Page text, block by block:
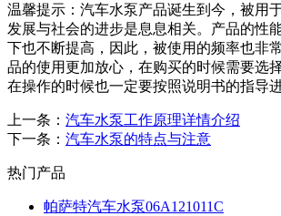
温馨提示：汽车水泵产品诞生到今，被用
发展与社会的进步是息息相关。产品的性
下也不断提高，因此，被使用的频率也非
品的使用更加放心，在购买的时候需要选
在操作的时候也一定要按照说明书的指导进
上一条： 汽车水泵工作原理详情介绍
下一条： 汽车水泵的特点与注意
热门产品
帕萨特汽车水泵06A121011C